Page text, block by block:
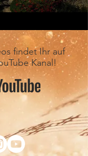
findet Ihr auf
Kanal!